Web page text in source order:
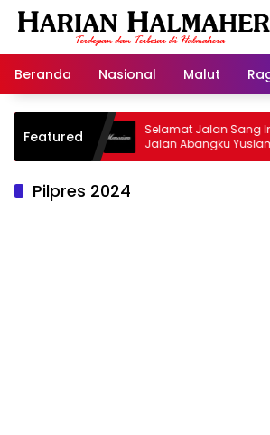
Langsung
Beranda
Nasional Malut
Featured
Selamat Jalan Sang
Jalan Abangku Yuslam Idris
Pilpres 2024